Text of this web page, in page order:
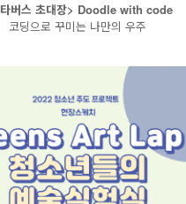
버스 초대장> Doodle with code
코딩으로 꾸미는 나만의 우주